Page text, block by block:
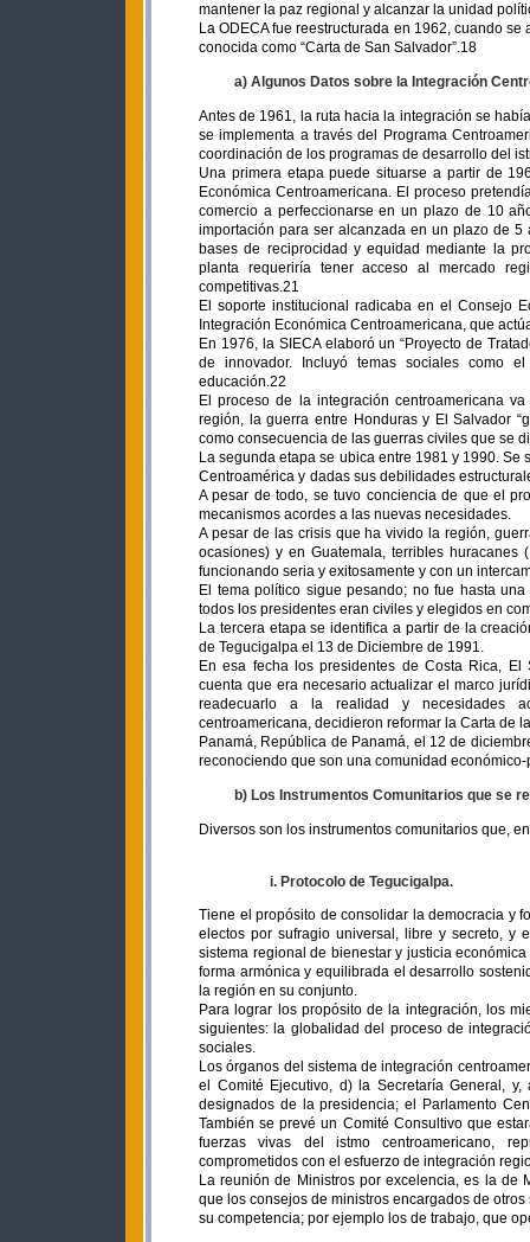
mantener la paz regional y alcanzar la unidad
La ODECA fue reestructurada en 1962, cuando
conocida como “Carta de San Salvador”.18
a) Algunos Datos sobre la Integración
Antes de 1961, la ruta hacia la integración se
se implementa a través del Programa
coordinación de los programas de desarrollo del
Una primera etapa puede situarse a partir de
Económica Centroamericana. El proceso
comercio a perfeccionarse en un plazo de 10
importación para ser alcanzada en un plazo de
bases de reciprocidad y equidad mediante la
planta requeriría tener acceso al mercado
competitivas.21
El soporte institucional radicaba en el Consejo
Integración Económica Centroamericana, que
En 1976, la SIECA elaboró un “Proyecto de
de innovador. Incluyó temas sociales como
educación.22
El proceso de la integración centroamericana
región, la guerra entre Honduras y El Salvador
como consecuencia de las guerras civiles que se
La segunda etapa se ubica entre 1981 y 1990.
Centroamérica y dadas sus debilidades
A pesar de todo, se tuvo conciencia de que el
mecanismos acordes a las nuevas necesidades.
A pesar de las crisis que ha vivido la región,
ocasiones) y en Guatemala, terribles
funcionando seria y exitosamente y con un
El tema político sigue pesando; no fue hasta
todos los presidentes eran civiles y elegidos en
La tercera etapa se identifica a partir de la
de Tegucigalpa el 13 de Diciembre de 1991.
En esa fecha los presidentes de Costa Rica, El
cuenta que era necesario actualizar el marco
readecuarlo a la realidad y necesidades
centroamericana, decidieron reformar la Carta de
Panamá, República de Panamá, el 12 de
reconociendo que son una comunidad
b) Los Instrumentos Comunitarios que se
Diversos son los instrumentos comunitarios que,
i. Protocolo de Tegucigalpa.
Tiene el propósito de consolidar la democracia y
electos por sufragio universal, libre y secreto, y
sistema regional de bienestar y justicia
forma armónica y equilibrada el desarrollo
la región en su conjunto.
Para lograr los propósito de la integración, los
siguientes: la globalidad del proceso de
sociales.
Los órganos del sistema de integración
el Comité Ejecutivo, d) la Secretaría General,
designados de la presidencia; el Parlamento
También se prevé un Comité Consultivo que
fuerzas vivas del istmo centroamericano,
comprometidos con el esfuerzo de integración
La reunión de Ministros por excelencia, es la de
que los consejos de ministros encargados de
su competencia; por ejemplo los de trabajo, que